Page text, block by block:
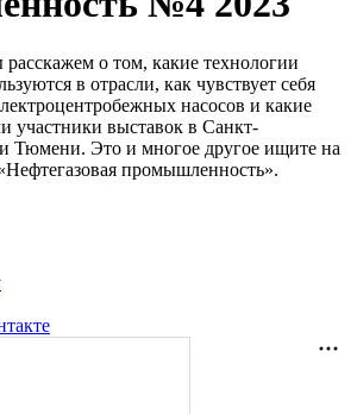
о том, какие технологии
в отрасли, как чувствует себя
насосов и какие
участники выставок в Санкт-
Тюмени. Это и многое другое ищите на
промышленность».